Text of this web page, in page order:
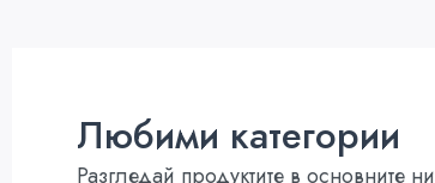
Любими категории
Разгледай продуктите в основните ни